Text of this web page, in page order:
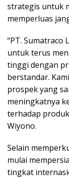
strategis untuk
memperluas
“PT.
untuk terus
tinggi dengan
berstandar.
prospek yang
meningkatnya
terhadap
Wiyono.
Selain
mulai
tingkat